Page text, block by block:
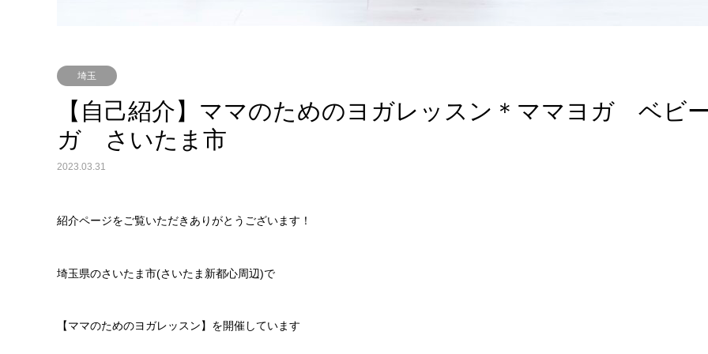
埼玉
【自己紹介】ママのためのヨガレッスン＊ママヨガ ベビ
ガ さいたま市
2023.03.31
紹介ページをご覧いただきありがとうございます！
埼玉県のさいたま市(さいたま新都心周辺)で
【ママのためのヨガレッスン】を開催しています